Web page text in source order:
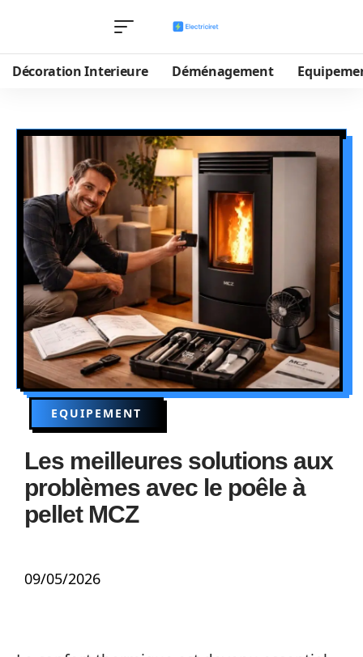
Décoration Interieure Déménagement
EQUIPEMENT
Les meilleures solutions aux
problèmes avec le poêle à
pellet MCZ
09/05/2026